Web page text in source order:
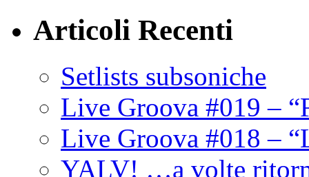
Articoli Recenti
Setlists subsoniche
Live Groova #019 –
Live Groova #018 –
YALV! …a volte